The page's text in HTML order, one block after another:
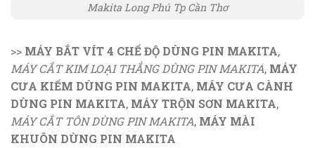
Makita Long Phú Tp Cần Thơ
>> MÁY BẮT VÍT 4 CHẾ ĐỘ DÙNG PIN MAKITA,
MÁY CẮT KIM LOẠI THẲNG DÙNG PIN MAKITA, MÁY
CƯA KIẾM DÙNG PIN MAKITA, MÁY CƯA CÀNH
DÙNG PIN MAKITA, MÁY TRỘN SƠN MAKITA,
MÁY CẮT TÔN DÙNG PIN MAKITA, MÁY MÀI
KHUÔN DÙNG PIN MAKITA